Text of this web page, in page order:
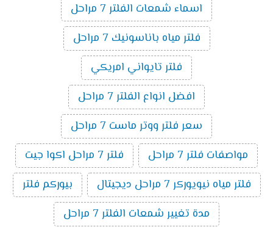
اسماء شمعات الفلتر 7 مراحل
فلتر مياه باناسونيك 7 مراحل
فلتر تايواني امريكي
افضل انواع الفلتر 7 مراحل
سعر فلتر ووتر ماست 7 مراحل
مواصفات فلتر 7 مراحل
فلتر 7 مراحل اكوا جيت
فلتر مياه نيويوركر 7 مراحل ديجيتال
بيوركم فلتر
مدة تغيير شمعات الفلتر 7 مراحل